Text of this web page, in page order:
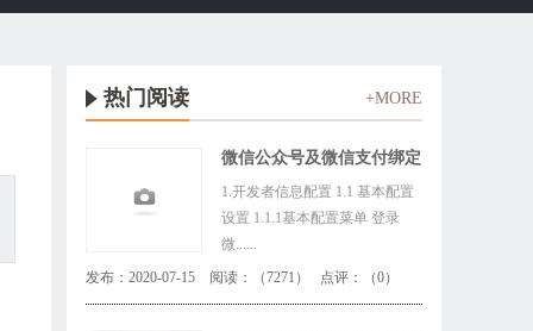
热门阅读 +MORE
微信公众号及微信支付绑定
1.开发者信息配置 1.1 基本配置
设置 1.1.1基本配置菜单 登录
微......
发布：2020-07-15 阅读：（7271） 点评：（0）